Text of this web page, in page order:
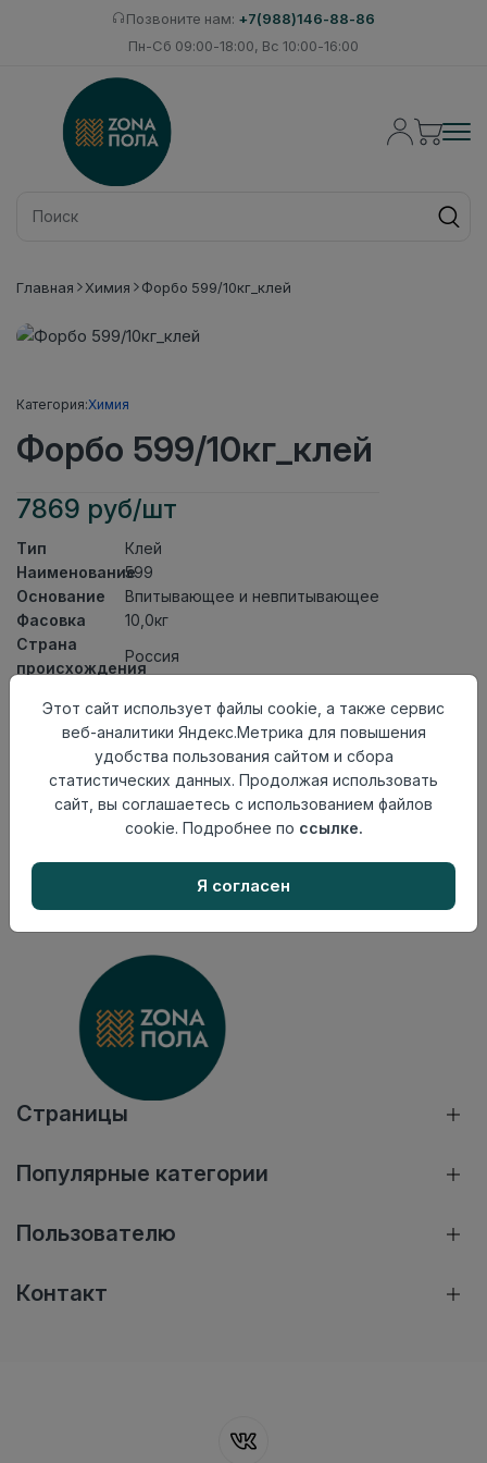
Позвоните нам: +7(988)146-88-86
Пн-Сб 09:00-18:00, Вс 10:00-16:00
Главная Химия Форбо 599/10кг_клей
Категория:Химия
Форбо 599/10кг_клей
7869 руб/шт
Тип
Клей
Наименование599
Основание
Впитывающее и невпитывающее
Фасовка
10,0кг
Страна
происхождения
Россия
Осталось5 шт
Добавить в корзину
Внимание! Внешний вид товара может отличаться от
представленного на настоящем сайте. Проверяйте
наличие необходимых характеристик и комплектации
Страницы
Популярные категории
Пользователю
Контакт
Этот сайт использует файлы cookie, а также сервис
веб-аналитики Яндекс.Метрика для повышения
удобства пользования сайтом и сбора
статистических данных. Продолжая использовать
сайт, вы соглашаетесь с использованием файлов
cookie. Подробнее по ссылке.
Я согласен